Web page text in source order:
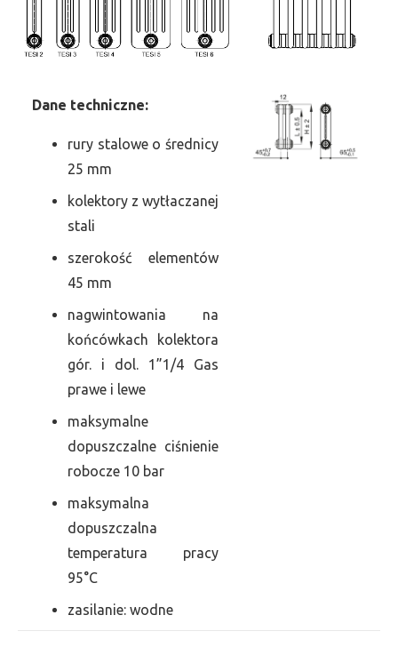
Dane techniczne:
rury stalowe o średnicy
25 mm
kolektory z wytłaczanej
stali
szerokość elementów
45 mm
nagwintowania na
końcówkach kolektora
gór. i dol. 1”1/4 Gas
prawe i lewe
maksymalne
dopuszczalne ciśnienie
robocze 10 bar
maksymalna
dopuszczalna
temperatura pracy
95°C
zasilanie: wodne